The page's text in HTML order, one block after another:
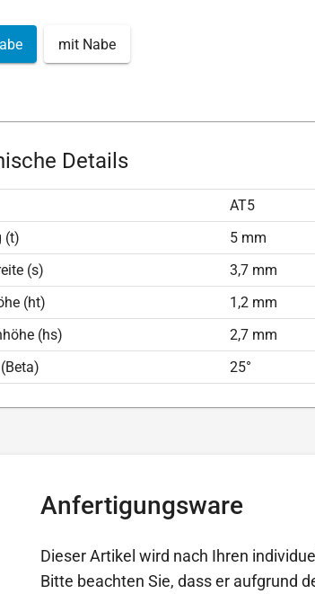
mit Nabe
Details
AT5
(t)
5 mm
(s)
3,7 mm
(ht)
1,2 mm
(hs)
2,7 mm
25°
Anfertigungsware
Dieser Artikel wird nach Ihren
Bitte beachten Sie, dass er aufgrund